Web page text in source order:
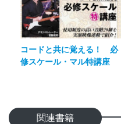
コードと共に覚える！ 必
修スケール・マル特講座
関連書籍